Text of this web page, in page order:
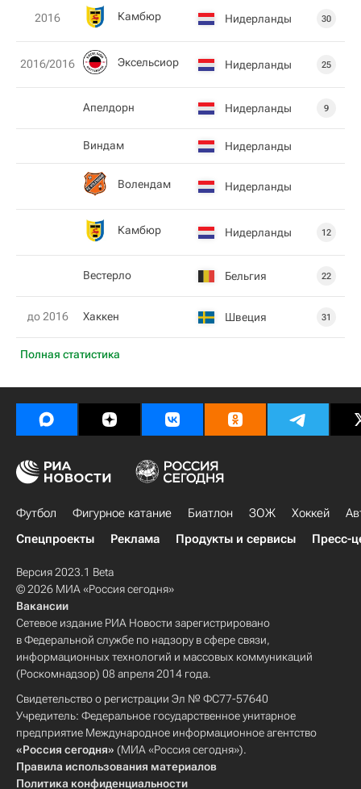
Полная статистика
2016 Камбюр Нидерланды 30
2016/2016 Эксельсиор Нидерланды 25
Апелдорн Нидерланды 9
Виндам Нидерланды
Волендам Нидерланды
Камбюр Нидерланды 12
Вестерло Бельгия 22
до 2016 Хаккен Швеция 31
Футбол Фигурное катание Биатлон ЗОЖ Хоккей
Спецпроекты
Реклама Продукты и сервисы Пресс-
Версия 2023.1 Beta
© 2026 МИА «Россия сегодня»
Вакансии
Сетевое издание РИА Новости зарегистрировано
в Федеральной службе по надзору в сфере связи,
информационных технологий и массовых коммуникаций
(Роскомнадзор) 08 апреля 2014 года.
Свидетельство о регистрации Эл № ФС77-57640
Учредитель: Федеральное государственное унитарное
предприятие Международное информационное агентство
«Россия сегодня» (МИА «Россия сегодня»).
Правила использования материалов
Политика конфиденциальности